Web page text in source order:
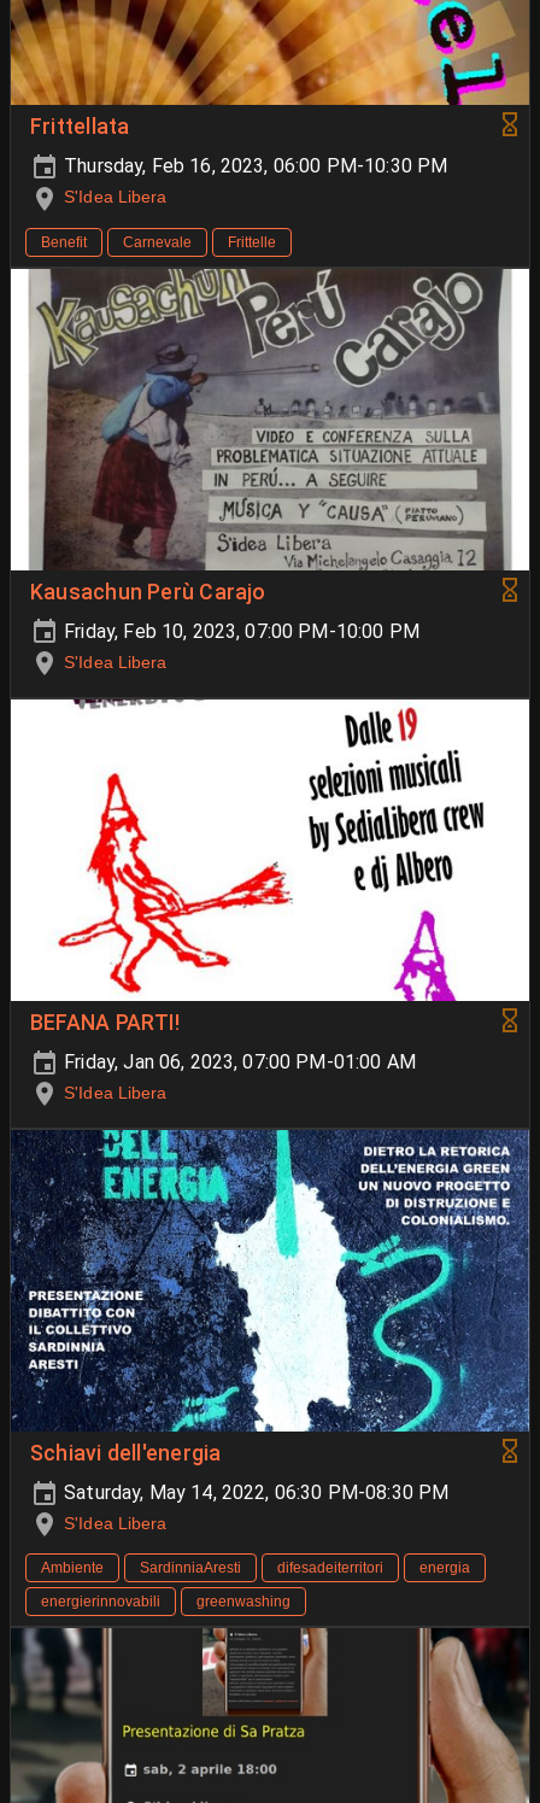
Frittellata
Thursday, Feb 16, 2023, 06:00 PM-10:30 PM
S'Idea Libera
Benefit Carnevale Frittelle
Kausachun Perù Carajo
Friday, Feb 10, 2023, 07:00 PM-10:00 PM
S'Idea Libera
BEFANA PARTI!
Friday, Jan 06, 2023, 07:00 PM-01:00 AM
S'Idea Libera
Schiavi dell'energia
Saturday, May 14, 2022, 06:30 PM-08:30 PM
S'Idea Libera
Ambiente SardinniaAresti difesadeiterritori
energia
energierinnovabili
greenwashing